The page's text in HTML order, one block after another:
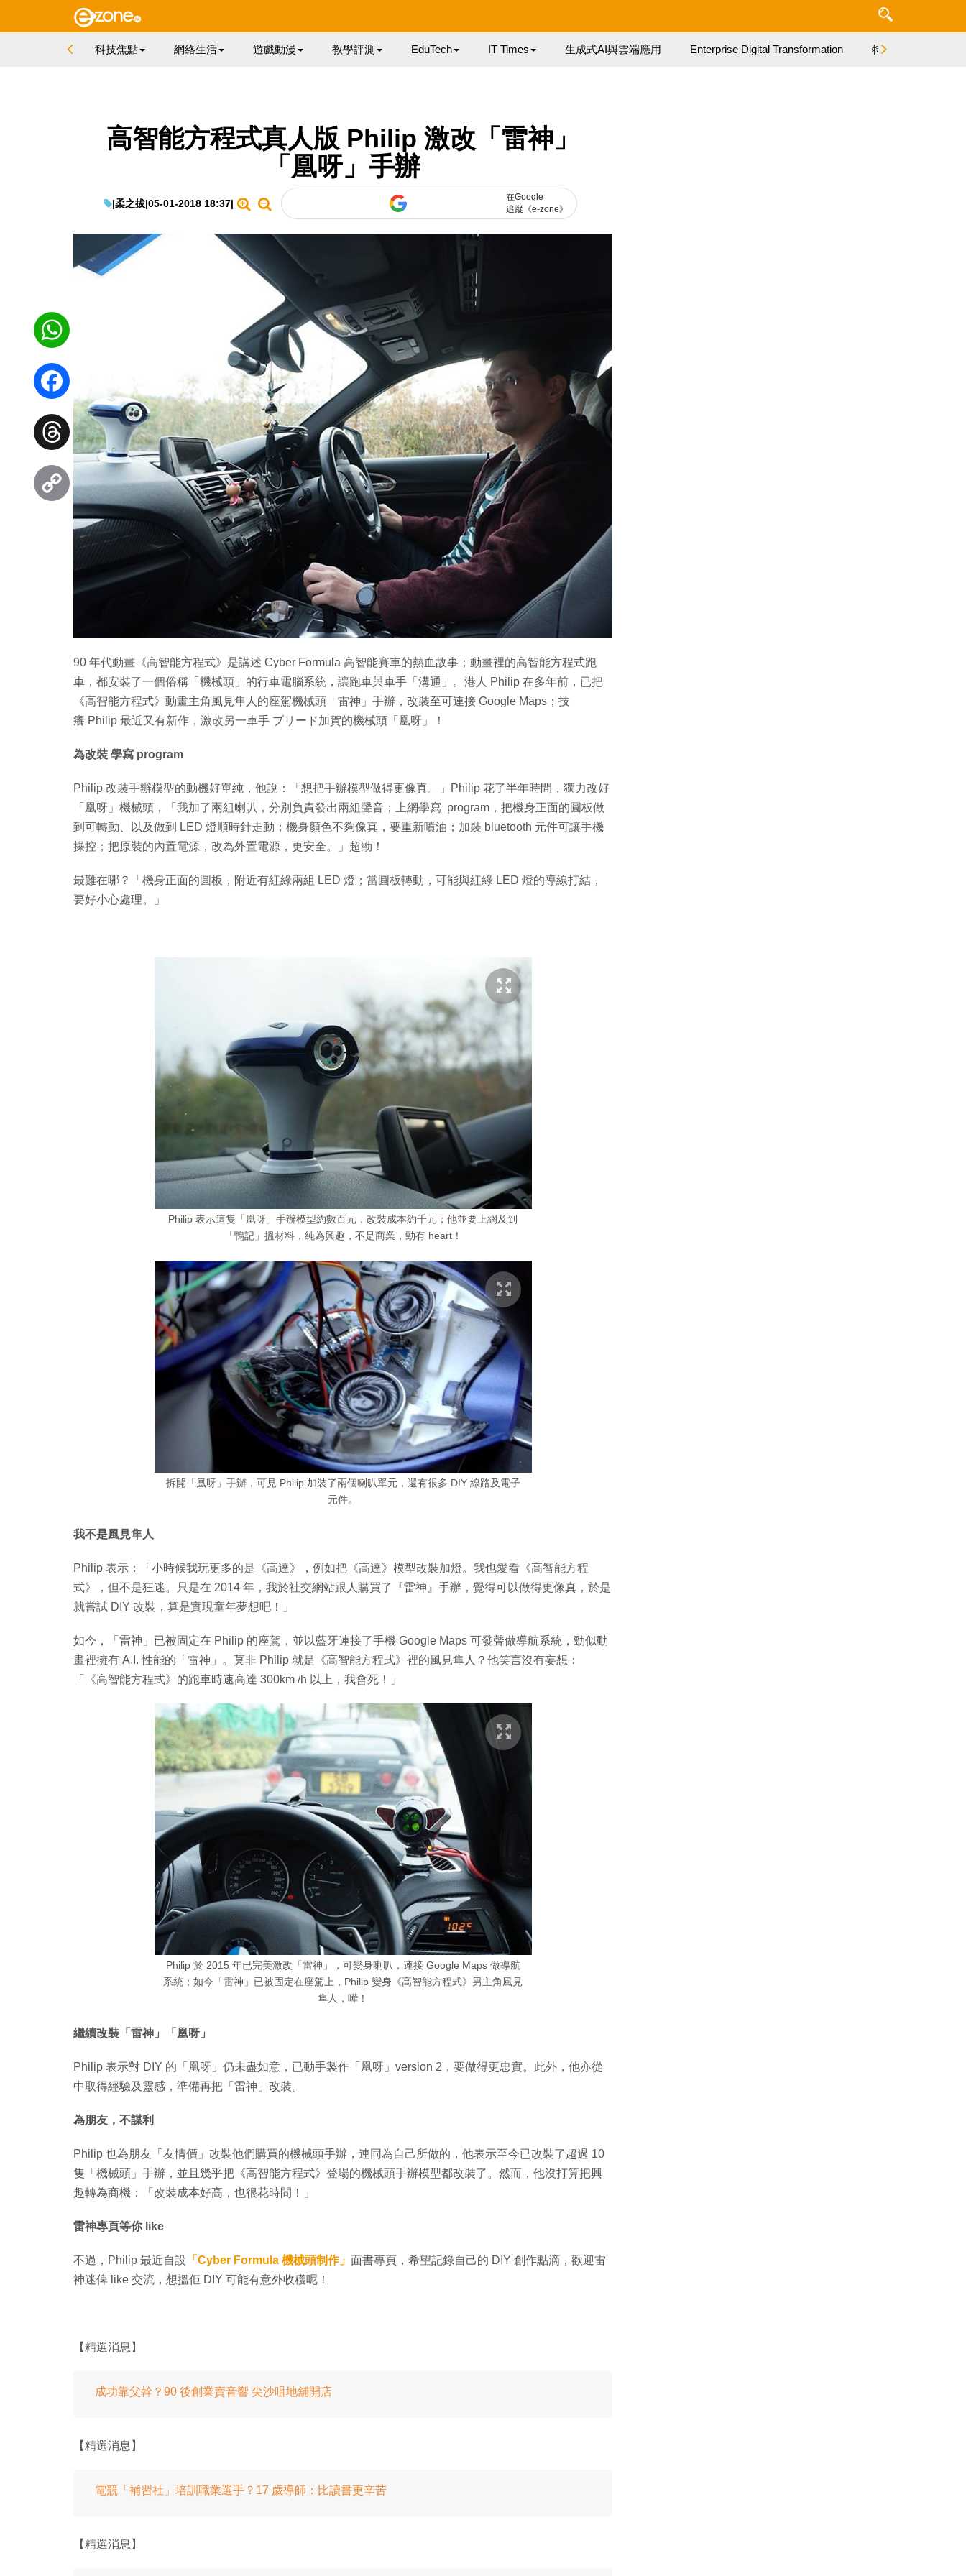
科技焦點 網絡生活 遊戲動漫 教學評測 EduTech IT Times 生成式AI與雲端應用 Enterprise Digital Transformation 特集
高智能方程式真人版 Philip 激改「雷神」
「凰呀」手辦
|柔之拔|05-01-2018 18:37|
在Google
追蹤《e-zone》
90 年代動畫《高智能方程式》是講述 Cyber Formula 高智能賽車的熱血故事；動畫裡的高智能方程式跑
車，都安裝了一個俗稱「機械頭」的行車電腦系統，讓跑車與車手「溝通」。港人 Philip 在多年前，已把
《高智能方程式》動畫主角風見隼人的座駕機械頭「雷神」手辦，改裝至可連接 Google Maps；技
癢 Philip 最近又有新作，激改另一車手 ブリード加賀的機械頭「凰呀」！
為改裝 學寫 program
Philip 改裝手辦模型的動機好單純，他說：「想把手辦模型做得更像真。」Philip 花了半年時間，獨力改好
「凰呀」機械頭，「我加了兩組喇叭，分別負責發出兩組聲音；上網學寫 program，把機身正面的圓板做
到可轉動、以及做到 LED 燈順時針走動；機身顏色不夠像真，要重新噴油；加裝 bluetooth 元件可讓手機
操控；把原裝的內置電源，改為外置電源，更安全。」超勁！
最難在哪？「機身正面的圓板，附近有紅綠兩組 LED 燈；當圓板轉動，可能與紅綠 LED 燈的導線打結，
要好小心處理。」
Philip 表示這隻「凰呀」手辦模型約數百元，改裝成本約千元；他並要上網及到
「鴨記」搵材料，純為興趣，不是商業，勁有 heart！
拆開「凰呀」手辦，可見 Philip 加裝了兩個喇叭單元，還有很多 DIY 線路及電子
元件。
我不是風見隼人
Philip 表示：「小時候我玩更多的是《高達》，例如把《高達》模型改裝加燈。我也愛看《高智能方程
式》，但不是狂迷。只是在 2014 年，我於社交網站跟人購買了『雷神』手辦，覺得可以做得更像真，於是
就嘗試 DIY 改裝，算是實現童年夢想吧！」
如今，「雷神」已被固定在 Philip 的座駕，並以藍牙連接了手機 Google Maps 可發聲做導航系統，勁似動
畫裡擁有 A.I. 性能的「雷神」。莫非 Philip 就是《高智能方程式》裡的風見隼人？他笑言沒有妄想：
「《高智能方程式》的跑車時速高達 300km /h 以上，我會死！」
Philip 於 2015 年已完美激改「雷神」，可變身喇叭，連接 Google Maps 做導航
系統；如今「雷神」已被固定在座駕上，Philip 變身《高智能方程式》男主角風見
隼人，嘩！
繼續改裝「雷神」「凰呀」
Philip 表示對 DIY 的「凰呀」仍未盡如意，已動手製作「凰呀」version 2，要做得更忠實。此外，他亦從
中取得經驗及靈感，準備再把「雷神」改裝。
為朋友，不謀利
Philip 也為朋友「友情價」改裝他們購買的機械頭手辦，連同為自己所做的，他表示至今已改裝了超過 10
隻「機械頭」手辦，並且幾乎把《高智能方程式》登場的機械頭手辦模型都改裝了。然而，他沒打算把興
趣轉為商機：「改裝成本好高，也很花時間！」
雷神專頁等你 like
不過，Philip 最近自設 「Cyber Formula 機械頭制作」 面書專頁，希望記錄自己的 DIY 創作點滴，歡迎雷
神迷俾 like 交流，想搵佢 DIY 可能有意外收穫呢！
【精選消息】
成功靠父幹？90 後創業賣音響 尖沙咀地舖開店
【精選消息】
電競「補習社」培訓職業選手？17 歲導師：比讀書更辛苦
【精選消息】
WhatsApp
Facebook
Threads
Copy